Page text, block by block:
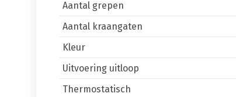
Aantal grepen
Aantal kraangaten
Kleur
Uitvoering uitloop
Thermostatisch